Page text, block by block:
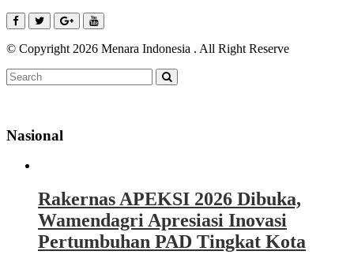
© Copyright 2026 Menara Indonesia . All Right Reserve
Nasional
Rakernas APEKSI 2026 Dibuka,
Wamendagri Apresiasi Inovasi
Pertumbuhan PAD Tingkat Kota